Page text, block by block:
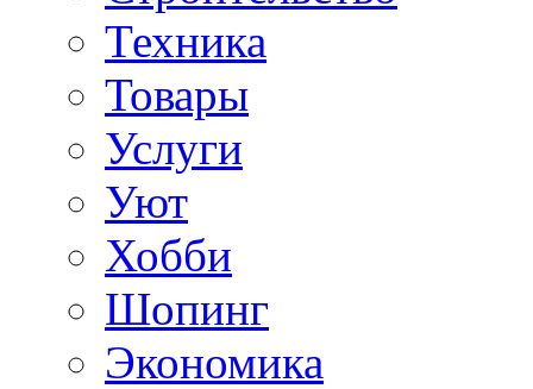
Техника
Товары
Услуги
Уют
Хобби
Шопинг
Экономика